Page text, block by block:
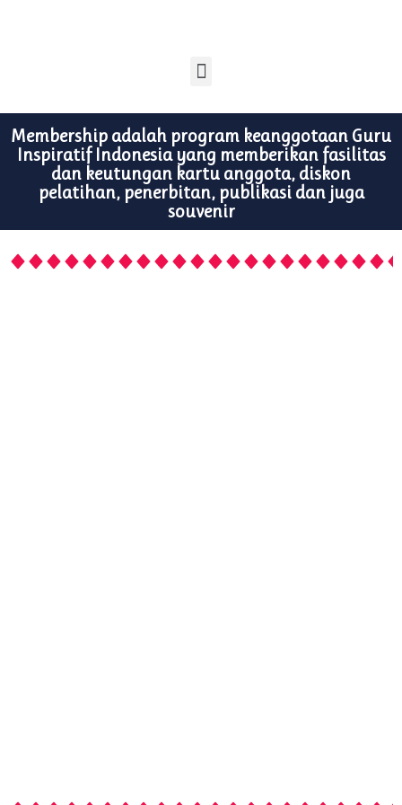
Membership adalah program keanggotaan Guru
Inspiratif Indonesia yang memberikan fasilitas
dan keutungan kartu anggota, diskon
pelatihan, penerbitan, publikasi dan juga
souvenir